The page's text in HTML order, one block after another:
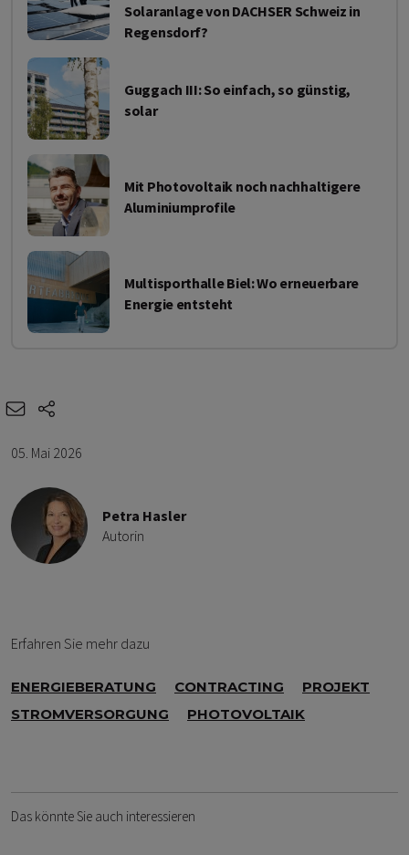
Solaranlage von DACHSER Schweiz in
Regensdorf?
Guggach III: So einfach, so günstig,
solar
Mit Photovoltaik noch nachhaltigere
Aluminiumprofile
Multisporthalle Biel: Wo erneuerbare
Energie entsteht
e-mail
05. Mai 2026
Petra Hasler
Autorin
Erfahren Sie mehr dazu
ENERGIEBERATUNG CONTRACTING
PROJEKT
STROMVERSORGUNG
PHOTOVOLTAIK
Das könnte Sie auch interessieren